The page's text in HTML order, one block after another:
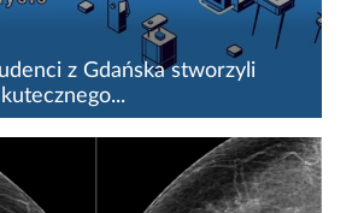
z Gdańska stworzyli
istotnych funkcji w
prawidłowej pracy tego
możliwe chociażby